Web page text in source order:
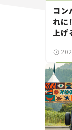
コン
れに
上げ